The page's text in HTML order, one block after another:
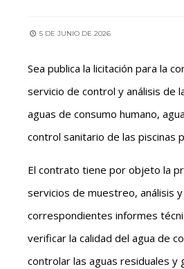
5 DE JUNIO DE 2026
Sea publica la licitación para la
servicio de control y análisis de
aguas de consumo humano,
control sanitario de las piscinas
El contrato tiene por objeto la
servicios de muestreo, análisis
correspondientes informes
verificar la calidad del agua de
controlar las aguas residuales y